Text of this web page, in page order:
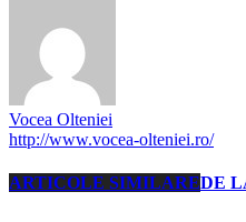
Vocea Olteniei
http://www.vocea-olteniei.ro/
ARTICOLE SIMILAREDE